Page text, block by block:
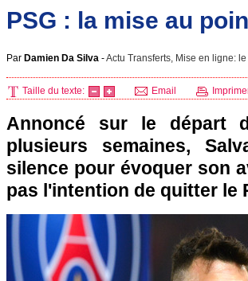
PSG : la mise au
Par Damien Da Silva -Actu Transferts, Mise en ligne: le
Taille du texte: Email
Annoncé sur le départ
plusieurs semaines,
silence pour évoquer son
pas l'intention de quitter le